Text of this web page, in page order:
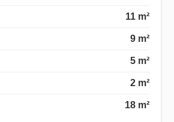
11 m²
9 m²
5 m²
2 m²
18 m²